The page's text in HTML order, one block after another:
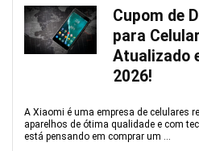
Cupom de
para
Atualizado
2026!
A Xiaomi é uma empresa de celulares
aparelhos de ótima qualidade e com
está pensando em comprar um ...